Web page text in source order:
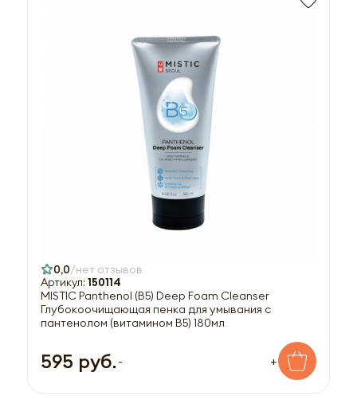
0,0 нет отзывов
Артикул: 150114
MISTIC Panthenol (B5) Deep Foam Cleanser
Глубокоочищающая пенка для умывания с
пантенолом (витамином В5) 180мл
595 руб. - +